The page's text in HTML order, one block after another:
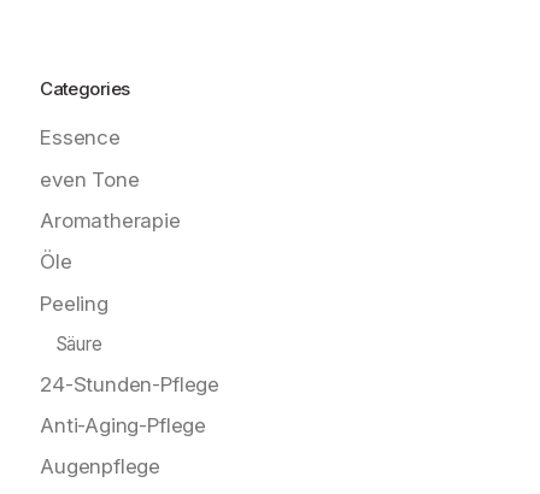
Categories
Essence
even Tone
Aromatherapie
Öle
Peeling
Säure
24-Stunden-Pflege
Anti-Aging-Pflege
Augenpflege